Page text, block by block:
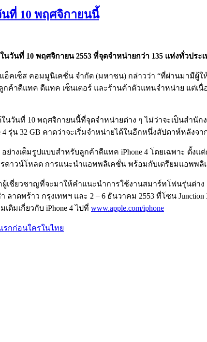
ที่ 10 พฤศจิกายนนี้
นที่ 10 พฤศจิกายน 2553 ที่จุดจำหน่ายกว่า 135 แห่งทั่วประ
เซ็ส คอมมูนิเคชั่น จำกัด (มหาชน) กล่าวว่า “ที่ผ่านมามีผู้ใ
กค้าดีแทค ดีแทค เซ็นเตอร์ และร้านค้าตัวแทนจำหน่าย แต่เ
วันที่ 10 พฤศจิกายนนี้ที่จุดจำหน่ายต่าง ๆ ไม่ว่าจะเป็นสำนัก
รุ่น 32 GB คาดว่าจะเริ่มจำหน่ายได้ในอีกหนึ่งสัปดาห์หลังจา
างเต็มรูปแบบสำหรับลูกค้าดีแทค iPhone 4 โดยเฉพาะ ตั้ง
ารดาวน์โหลด การแนะนำแอพพลิเคชั่น พร้อมกับเตรียมแอพ
วชาญที่จะมาให้คำแนะนำการใช้งานสมาร์ทโฟนรุ่นต่าง ๆ ทั้
าดพร้าว กรุงเทพฯ และ 2 – 6 ธันวาคม 2553 ที่โซน
เติมเกี่ยวกับ iPhone 4 ไปที่ www.apple.com/iphone
รกก่อนใครในไทย